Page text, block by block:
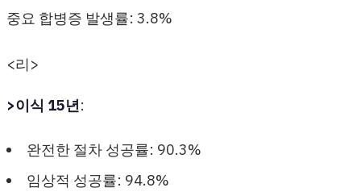
중요 합병증 발생률: 3.8%
<리>
>이식 15년:
완전한 절차 성공률: 90.3%
임상적 성공률: 94.8%